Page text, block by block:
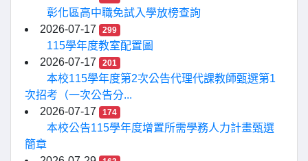
彰化區高中職免試入學放榜查詢
2026-07-17
299
115學年度教室配置圖
2026-07-17
201
本校115學年度第2次公告代理代課教師甄選第1
次招考（一次公告分...
2026-07-17
174
本校公告115學年度增置所需學務人力計畫甄選
簡章